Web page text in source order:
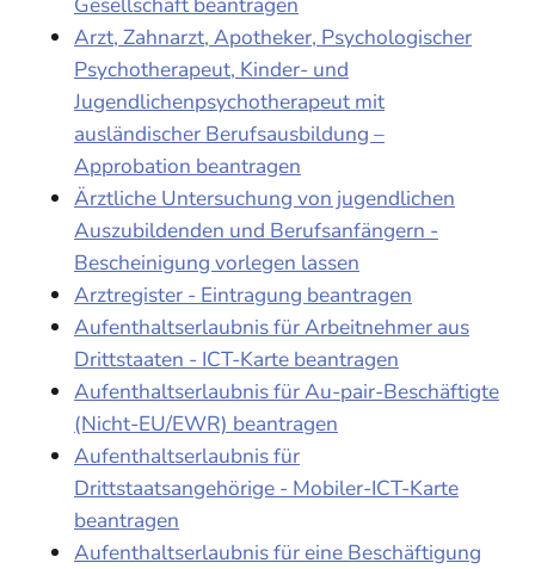
Arzt, Zahnarzt, Apotheker, Psychologischer
Psychotherapeut, Kinder- und
Jugendlichenpsychotherapeut mit
ausländischer Berufsausbildung –
Approbation beantragen
Ärztliche Untersuchung von jugendlichen
Auszubildenden und Berufsanfängern -
Bescheinigung vorlegen lassen
Arztregister - Eintragung beantragen
Aufenthaltserlaubnis für Arbeitnehmer aus
Drittstaaten - ICT-Karte beantragen
Aufenthaltserlaubnis für Au-pair-Beschäftigte
(Nicht-EU/EWR) beantragen
Aufenthaltserlaubnis für
Drittstaatsangehörige - Mobiler-ICT-Karte
beantragen
Aufenthaltserlaubnis für eine Beschäftigung